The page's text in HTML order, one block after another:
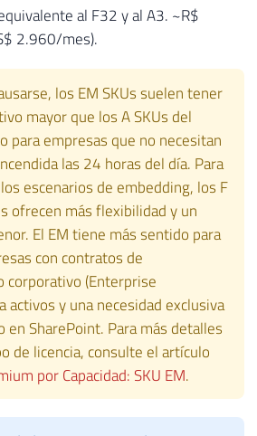
al F32 y al A3. ~R$
2.960/mes).
los EM SKUs suelen tener
mayor que los A SKUs del
para empresas que no necesitan
las 24 horas del día. Para
escenarios de embedding, los F
ofrecen más flexibilidad y un
El EM tiene más sentido para
con contratos de
corporativo (Enterprise
activos y una necesidad exclusiva
en SharePoint. Para más detalles
de licencia, consulte el artículo
por Capacidad: SKU EM.